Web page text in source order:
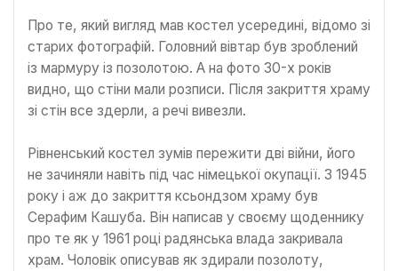
Про те, який вигляд мав костел усередині, відомо зі
старих фотографій. Головний вівтар був зроблений
із мармуру із позолотою. А на фото 30-х років
видно, що стіни мали розписи. Після закриття храму
зі стін все здерли, а речі вивезли.
Рівненський костел зумів пережити дві війни, його
не зачиняли навіть під час німецької окупації. З 1945
року і аж до закриття ксьондзом храму був
Серафим Кашуба. Він написав у своєму щоденнику
про те як у 1961 році радянська влада закривала
храм. Чоловік описував як здирали позолоту,